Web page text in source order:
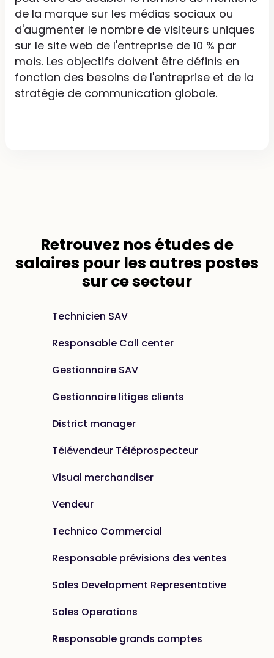
de la marque sur les médias sociaux ou
d'augmenter le nombre de visiteurs uniques
sur le site web de l'entreprise de 10 % par
mois. Les objectifs doivent être définis en
fonction des besoins de l'entreprise et de la
stratégie de communication globale.
Retrouvez nos études de
salaires pour les autres postes
sur ce secteur
Technicien SAV
Responsable Call center
Gestionnaire SAV
Gestionnaire litiges clients
District manager
Télévendeur Téléprospecteur
Visual merchandiser
Vendeur
Technico Commercial
Responsable prévisions des ventes
Sales Development Representative
Sales Operations
Responsable grands comptes